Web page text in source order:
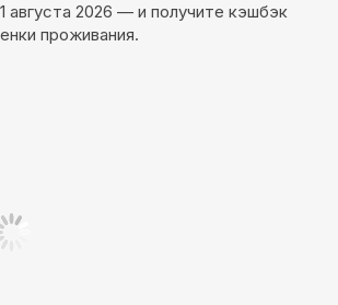
августа 2026 — и получите кэшбэк
проживания.